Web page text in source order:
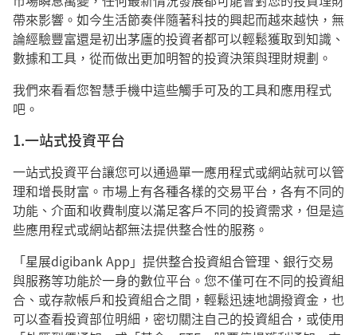
帶來影響。如今生活節奏伴隨著科技的興起而越來越快，無
論經驗豐富還是初出茅廬的投資者都可以輕鬆獲取到知識、
數據和工具，從而做出更加明智的投資決策與理財規劃。
我們來看看您智慧手機中這些觸手可及的工具和應用程式
吧。
1.一站式投資平台
一站式投資平台讓您可以通過單一應用程式或網站就可以管
理和增長財富。市場上有各種各樣的交易平台，各有不同的
功能、介面和收費制度以滿足客戶不同的投資需求，但是這
些應用程式或網站都無法提供整合性的服務。
「星展digibank App」提供整合投資組合管理、銀行交易
與服務等功能於一身的數位平台。您不僅可在不同的投資組
合、或存款帳戶和投資組合之間，輕鬆迅速地調撥資金，也
可以查看投資部位明細，密切關注自己的投資組合，或使用